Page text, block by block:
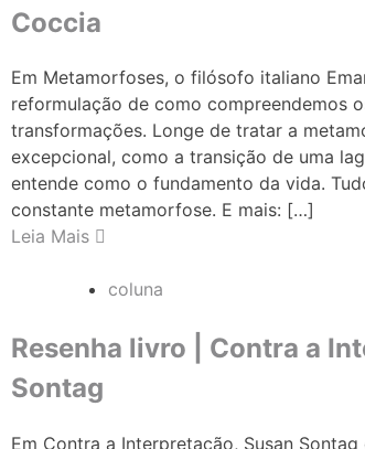
Coccia
Em Metamorfoses, o filósofo italiano
reformulação de como compreendemos
transformações. Longe de tratar a
excepcional, como a transição de uma
entende como o fundamento da vida.
constante metamorfose. E mais: […]
Leia Mais
coluna
Resenha livro | Contra a
Sontag
Em Contra a Interpretação, Susan